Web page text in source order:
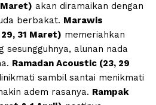
Maret) akan diramaikan dengan
berbakat. Marawis
31 Maret) memeriahkan
sesungguhnya, alunan nada
Ramadan Acoustic (23, 29
sambil santai menikmati
adem rasanya. Rampak